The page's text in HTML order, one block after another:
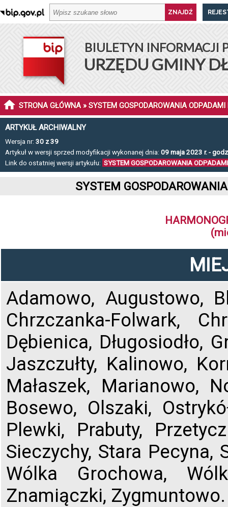
BIULETYN INFORMACJI
URZĘDU GMINY
STRONA GŁÓWNA» SYSTEM GOSPODAROWANIA
ARTYKUŁ ARCHIWALNY
Wersja nr: 30 z 39
Artykuł w wersji sprzed modyfikacji wykonanej dnia: 09 maja 2023 r. -
Link do ostatniej wersji artykułu: SYSTEM GOSPODAROWANIA
SYSTEM
Adamowo, Augustowo,
Chrzczanka-Folwark,
Dębienica, Długosiodło,
Jaszczułty, Kalinowo,
Małaszek, Marianowo,
Bosewo, Olszaki,
Plewki, Prabuty,
Sieczychy, Stara Pecyna,
Wólka Grochowa,
Znamiączki, Zygmuntowo.